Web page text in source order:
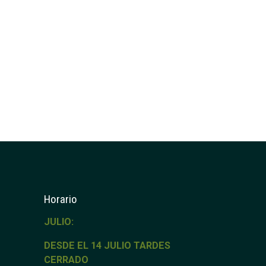
Horario
JULIO:
DESDE EL 14 JULIO TARDES
CERRADO